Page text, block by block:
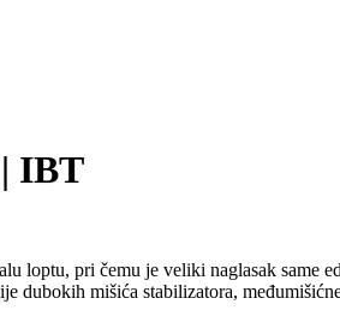
IBT
loptu, pri čemu je veliki naglasak same
dubokih mišića stabilizatora,